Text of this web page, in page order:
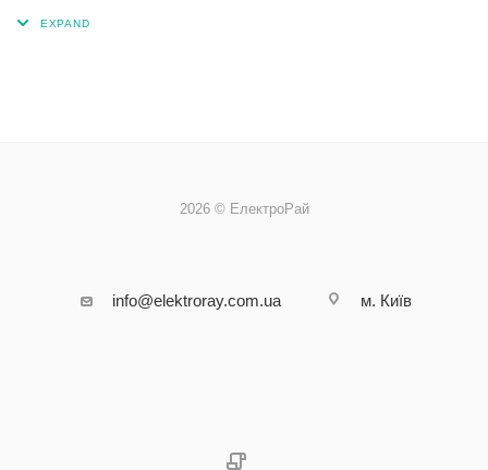
2026 © ЕлектроРай
info@elektroray.com.ua м. Київ